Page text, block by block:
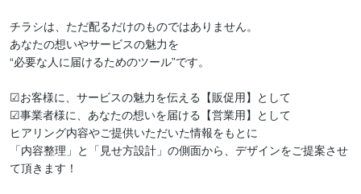
チラシは、ただ配るだけのものではありません。
あなたの想いやサービスの魅力を
“必要な人に届けるためのツール”です。
☑お客様に、サービスの魅力を伝える【販促用】として
☑事業者様に、あなたの想いを届ける【営業用】として
ヒアリング内容やご提供いただいた情報をもとに
「内容整理」と「見せ方設計」の側面から、デザインをご提案させ
て頂きます！